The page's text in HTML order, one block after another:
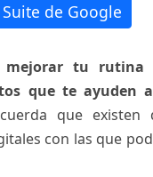
Suite de Google
mejorar tu rutina
que te ayuden
que existen
con las que